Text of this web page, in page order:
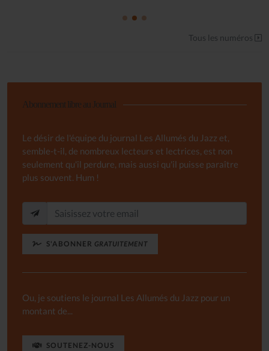
Tous les numéros
Abonnement libre au Journal
Le désir de l'équipe du journal Les Allumés du Jazz et,
semble-t-il, de nombreux lecteurs et lectrices, est non
seulement qu'il perdure, mais aussi qu'il puisse paraître
plus souvent. Hum !
S'ABONNER GRATUITEMENT
Ou, je soutiens le journal Les Allumés du Jazz pour un
montant de...
SOUTENEZ-NOUS